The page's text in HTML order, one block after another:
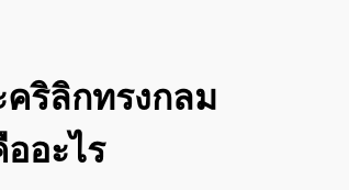
ริลิกทรงกลม
อะไร